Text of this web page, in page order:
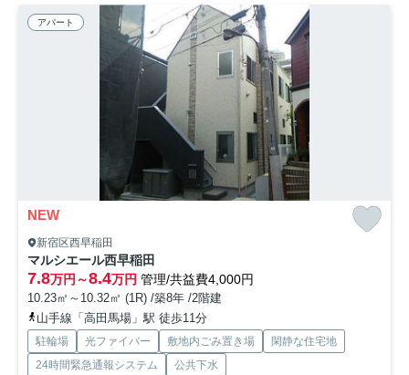
アパート
NEW
新宿区西早稲田
マルシエール西早稲田
7.8万円～8.4万円 管理/共益費4,000円
10.23㎡～10.32㎡ (1R) /築8年 /2階建
山手線「高田馬場」駅 徒歩11分
駐輪場 光ファイバー 敷地内ごみ置き場
閑静な住宅地
24時間緊急通報システム
公共下水